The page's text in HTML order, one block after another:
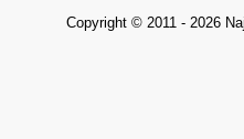
Copyright © 2011 - 2026